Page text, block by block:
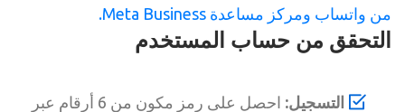
من واتساب ومركز مساعدة Meta Business.
التحقق من حساب المستخدم
التسجيل:
احصل على رمز مكون من 6 أرقام عبر